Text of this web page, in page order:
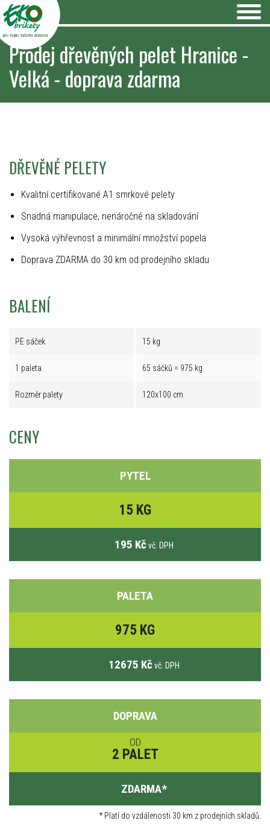
pro teplo Vašeho domova
Prodej dřevěných pelet Hranice -
Velká - doprava zdarma
DŘEVĚNÉ PELETY
Kvalitní certifikované A1 smrkové pelety
Snadná manipulace, nenáročné na skladování
Vysoká výhřevnost a minimální množství popela
Doprava ZDARMA do 30 km od prodejního skladu
BALENÍ
PE sáček 15 kg
1 paleta 65 sáčků = 975 kg
Rozměr palety 120x100 cm
CENY
PYTEL
15 KG
195 Kč vč. DPH
PALETA
975 KG
12675 Kč vč. DPH
DOPRAVA
OD
2 PALET
ZDARMA*
*Platí do vzdálenosti 30 km z prodejních skladů.